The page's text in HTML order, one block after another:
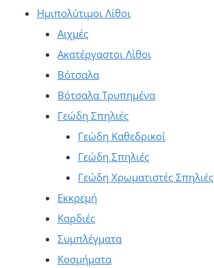
Ημιπολύτιμοι Λίθοι
Αιχμές
Ακατέργαστοι Λίθοι
Βότσαλα
Βότσαλα Τρυπημένα
Γεώδη Σπηλιές
Γεώδη Καθεδρικοί
Γεώδη Σπηλιές
Γεώδη Χρωματιστές Σπηλιές
Εκκρεμή
Καρδιές
Συμπλέγματα
Κοσμήματα